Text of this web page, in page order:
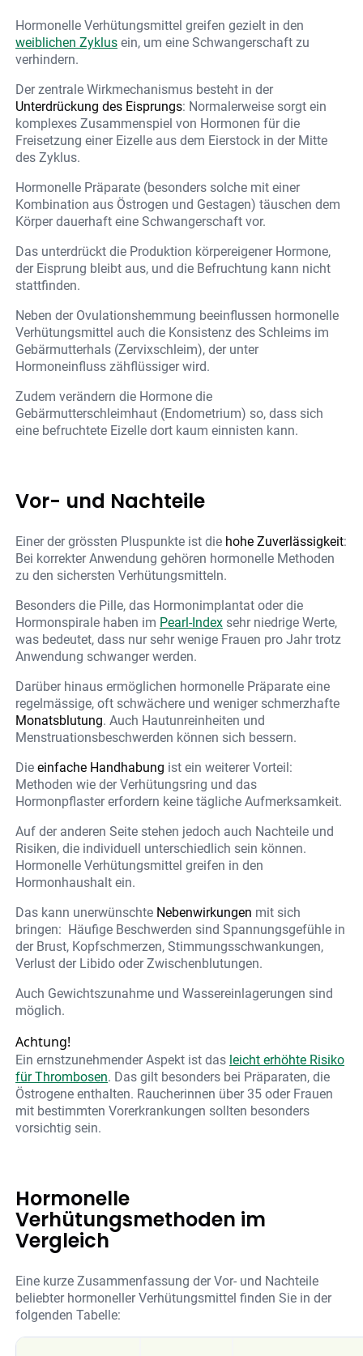
Hormonelle Verhütungsmittel greifen gezielt in den
weiblichen Zyklus ein, um eine Schwangerschaft zu
verhindern.
Der zentrale Wirkmechanismus besteht in der
Unterdrückung des Eisprungs: Normalerweise sorgt ein
komplexes Zusammenspiel von Hormonen für die
Freisetzung einer Eizelle aus dem Eierstock in der Mitte
des Zyklus.
Hormonelle Präparate (besonders solche mit einer
Kombination aus Östrogen und Gestagen) täuschen dem
Körper dauerhaft eine Schwangerschaft vor.
Das unterdrückt die Produktion körpereigener Hormone,
der Eisprung bleibt aus, und die Befruchtung kann nicht
stattfinden.
Neben der Ovulationshemmung beeinflussen hormonelle
Verhütungsmittel auch die Konsistenz des Schleims im
Gebärmutterhals (Zervixschleim), der unter
Hormoneinfluss zähflüssiger wird.
Zudem verändern die Hormone die
Gebärmutterschleimhaut (Endometrium) so, dass sich
eine befruchtete Eizelle dort kaum einnisten kann.
Vor- und Nachteile
Einer der grössten Pluspunkte ist die hohe Zuverlässigkeit:
Bei korrekter Anwendung gehören hormonelle Methoden
zu den sichersten Verhütungsmitteln.
Besonders die Pille, das Hormonimplantat oder die
Hormonspirale haben im Pearl-Index sehr niedrige Werte,
was bedeutet, dass nur sehr wenige Frauen pro Jahr trotz
Anwendung schwanger werden.
Darüber hinaus ermöglichen hormonelle Präparate eine
regelmässige, oft schwächere und weniger schmerzhafte
Monatsblutung. Auch Hautunreinheiten und
Menstruationsbeschwerden können sich bessern.
Dieeinfache Handhabung ist ein weiterer Vorteil:
Methoden wie der Verhütungsring und das
Hormonpflaster erfordern keine tägliche Aufmerksamkeit.
Auf der anderen Seite stehen jedoch auch Nachteile und
Risiken, die individuell unterschiedlich sein können.
Hormonelle Verhütungsmittel greifen in den
Hormonhaushalt ein.
Das kann unerwünschte Nebenwirkungen mit sich
bringen: Häufige Beschwerden sind Spannungsgefühle in
der Brust, Kopfschmerzen, Stimmungsschwankungen,
Verlust der Libido oder Zwischenblutungen.
Auch Gewichtszunahme und Wassereinlagerungen sind
möglich.
Achtung!
Ein ernstzunehmender Aspekt ist das leicht erhöhte Risiko
für Thrombosen. Das gilt besonders bei Präparaten, die
Östrogene enthalten. Raucherinnen über 35 oder Frauen
mit bestimmten Vorerkrankungen sollten besonders
vorsichtig sein.
Hormonelle
Verhütungsmethoden im
Vergleich
Eine kurze Zusammenfassung der Vor- und Nachteile
beliebter hormoneller Verhütungsmittel finden Sie in der
folgenden Tabelle: